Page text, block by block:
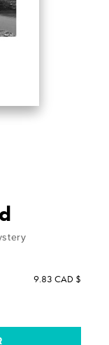
9.83 CAD $